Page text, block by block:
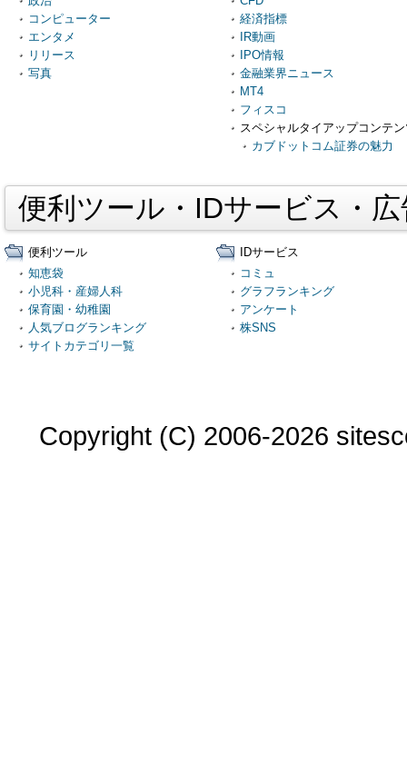
コンピューター
エンタメ
リリース
写真
経済指標
IR動画
IPO情報
金融業界ニュース
MT4
フィスコ
スペシャルタイアップコンテ
カブドットコム証券の魅力
便利ツール・IDサービス・
便利ツール
知恵袋
小児科・産婦人科
保育園・幼稚園
人気ブログランキング
サイトカテゴリ一覧
IDサービス
コミュ
グラフランキング
アンケート
株SNS
Copyright (C) 2006-2026